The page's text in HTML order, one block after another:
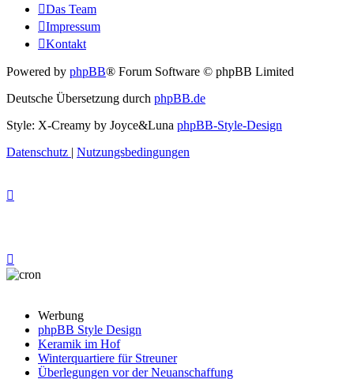
Das Team
Impressum
Kontakt
Powered by phpBB® Forum Software © phpBB Limited
Deutsche Übersetzung durch phpBB.de
Style: X-Creamy by Joyce&Luna phpBB-Style-Design
Datenschutz | Nutzungsbedingungen
Werbung
phpBB Style Design
Keramik im Hof
Winterquartiere für Streuner
Überlegungen vor der Neuanschaffung